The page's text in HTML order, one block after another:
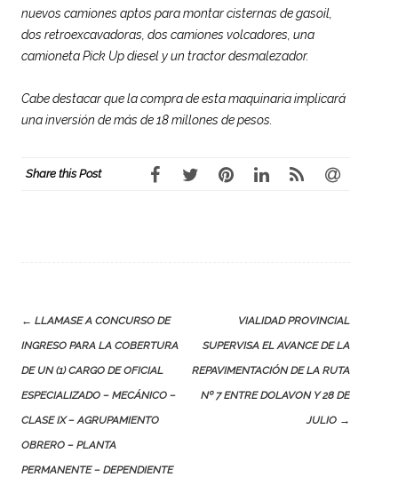
nuevos camiones aptos para montar cisternas de gasoil,
dos retroexcavadoras, dos camiones volcadores, una
camioneta Pick Up diesel y un tractor desmalezador.
Cabe destacar que la compra de esta maquinaria implicará
una inversión de más de 18 millones de pesos.
Share this Post
Post
navigation
← LLAMASE A CONCURSO DE
INGRESO PARA LA COBERTURA
DE UN (1) CARGO DE OFICIAL
ESPECIALIZADO – MECÁNICO –
CLASE IX – AGRUPAMIENTO
OBRERO – PLANTA
PERMANENTE – DEPENDIENTE
VIALIDAD PROVINCIAL
SUPERVISA EL AVANCE DE LA
REPAVIMENTACIÓN DE LA RUTA
Nº 7 ENTRE DOLAVON Y 28 DE
JULIO →